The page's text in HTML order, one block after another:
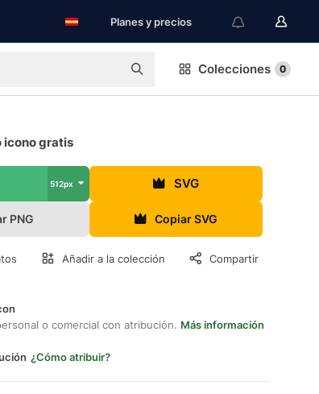
Planes y precios
Colecciones 0
icono gratis
512px SVG
PNG Copiar SVG
Añadir a la colección Compartir
o comercial con atribución. Más información
¿Cómo atribuir?